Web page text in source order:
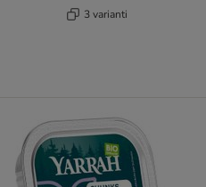
3 varianti